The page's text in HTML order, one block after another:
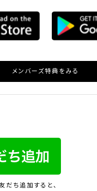
メンバーズ特典をみる
だち追加すると、